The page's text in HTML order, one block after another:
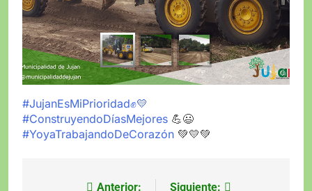
#JujanEsMiPrioridad✊💛
#ConstruyendoDíasMejores 💪😃
#YoyaTrabajandoDeCorazón 💚💛💚
Anterior: Siguiente: